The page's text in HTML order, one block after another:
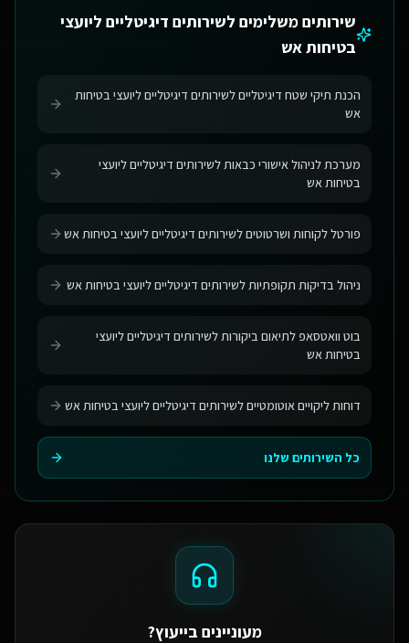
שירותים משלימים לשירותים דיגיטליים ליועצי
בטיחות אש
הכנת תיקי שטח דיגיטליים לשירותים דיגיטליים ליועצי בטיחות
אש
מערכת לניהול אישורי כבאות לשירותים דיגיטליים ליועצי
בטיחות אש
פורטל לקוחות ושרטוטים לשירותים דיגיטליים ליועצי בטיחות אש
ניהול בדיקות תקופתיות לשירותים דיגיטליים ליועצי בטיחות אש
בוט וואטסאפ לתיאום ביקורות לשירותים דיגיטליים ליועצי
בטיחות אש
דוחות ליקויים אוטומטיים לשירותים דיגיטליים ליועצי בטיחות אש
כל השירותים שלנו
מעוניינים בייעוץ?